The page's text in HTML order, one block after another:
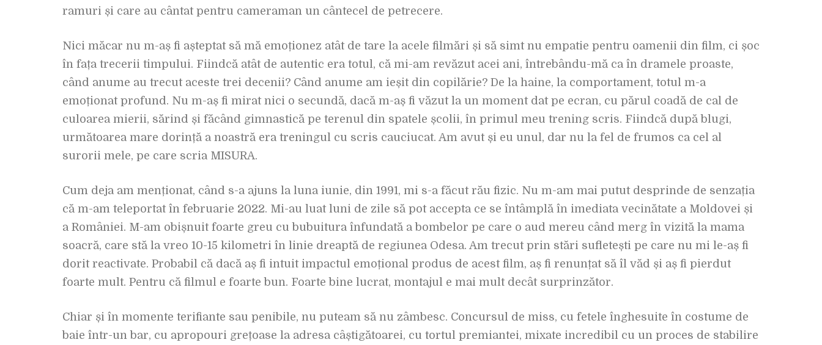
ramuri și care au cântat pentru cameraman un cântecel de petrecere.
Nici măcar nu m-aș fi așteptat să mă emoționez atât de tare la acele filmări și să simt nu empatie pentru oamenii din film, ci șoc
în fața trecerii timpului. Fiindcă atât de autentic era totul, că mi-am revăzut acei ani, întrebându-mă ca în dramele proaste,
când anume au trecut aceste trei decenii? Când anume am ieșit din copilărie? De la haine, la comportament, totul m-a
emoționat profund. Nu m-aș fi mirat nici o secundă, dacă m-aș fi văzut la un moment dat pe ecran, cu părul coadă de cal de
culoarea mierii, sărind și făcând gimnastică pe terenul din spatele școlii, în primul meu trening scris. Fiindcă după blugi,
următoarea mare dorință a noastră era treningul cu scris cauciucat. Am avut și eu unul, dar nu la fel de frumos ca cel al
surorii mele, pe care scria MISURA.
Cum deja am menționat, când s-a ajuns la luna iunie, din 1991, mi s-a făcut rău fizic. Nu m-am mai putut desprinde de senzația
că m-am teleportat în februarie 2022. Mi-au luat luni de zile să pot accepta ce se întâmplă în imediata vecinătate a Moldovei și
a României. M-am obișnuit foarte greu cu bubuitura înfundată a bombelor pe care o aud mereu când merg în vizită la mama
soacră, care stă la vreo 10-15 kilometri în linie dreaptă de regiunea Odesa. Am trecut prin stări sufletești pe care nu mi le-aș fi
dorit reactivate. Probabil că dacă aș fi intuit impactul emoțional produs de acest film, aș fi renunțat să îl văd și aș fi pierdut
foarte mult. Pentru că filmul e foarte bun. Foarte bine lucrat, montajul e mai mult decât surprinzător.
Chiar și în momente terifiante sau penibile, nu puteam să nu zâmbesc. Concursul de miss, cu fetele înghesuite în costume de
baie într-un bar, cu apropouri grețoase la adresa câștigătoarei, cu tortul premiantei, mixate incredibil cu un proces de stabilire